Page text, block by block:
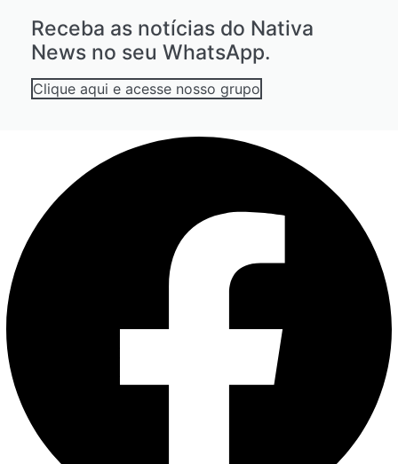
Receba as notícias do Nativa
News no seu WhatsApp.
Clique aqui e acesse nosso grupo